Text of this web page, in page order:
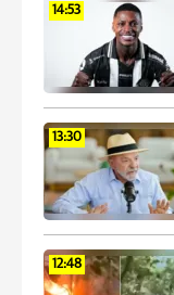
14:53
13:30
12:48